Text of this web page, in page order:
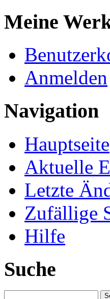
Meine
Anmelden
Navigation
Hauptseite
Aktuelle
Letzte
Zufällige
Hilfe
Suche